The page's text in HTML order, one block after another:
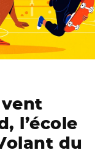
l’école
du